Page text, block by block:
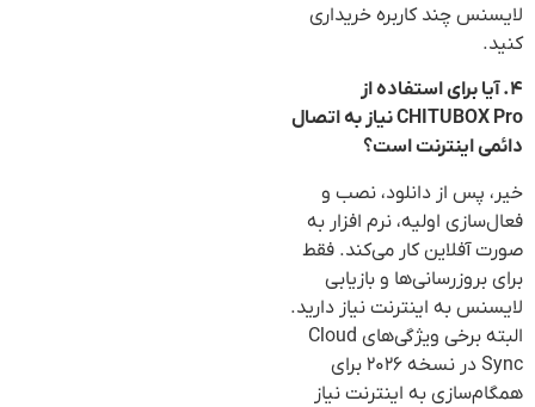
لایسنس چند کاربره خریداری
کنید.
۴. آیا برای استفاده از
CHITUBOX Pro نیاز به اتصال
دائمی اینترنت است؟
خیر، پس از دانلود، نصب و
فعال‌سازی اولیه، نرم افزار به
صورت آفلاین کار می‌کند. فقط
برای بروزرسانی‌ها و بازیابی
لایسنس به اینترنت نیاز دارید.
البته برخی ویژگی‌های Cloud
Sync در نسخه ۲۰۲۶ برای
همگام‌سازی به اینترنت نیاز